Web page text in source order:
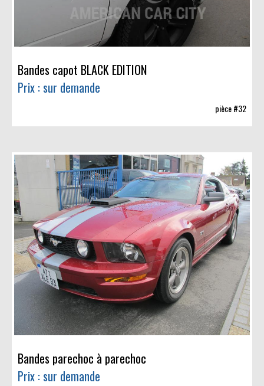
Bandes capot BLACK EDITION
Prix : sur demande
pièce #32
Bandes parechoc à parechoc
Prix : sur demande